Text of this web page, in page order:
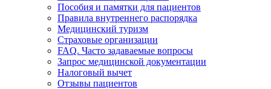
Пособия и памятки для пациентов
Правила внутреннего распорядка
Медицинский туризм
Страховые организации
FAQ. Часто задаваемые вопросы
Запрос медицинской документации
Налоговый вычет
Отзывы пациентов